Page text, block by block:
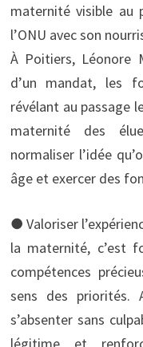
maternité visible au
l’ONU avec son
À Poitiers, Léonore
d’un mandat, les
révélant au passage
maternité des
normaliser l’idée
âge et exercer des
● Valoriser
la maternité, c’est
compétences
sens des priorités.
s’absenter sans
légitime et